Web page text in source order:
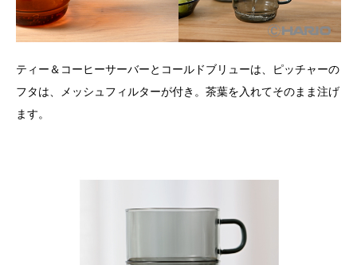
ティー＆コーヒーサーバーとコールドブリューは、ピッチャーの
フタは、メッシュフィルターが付き。茶葉を入れてそのまま注げ
ます。